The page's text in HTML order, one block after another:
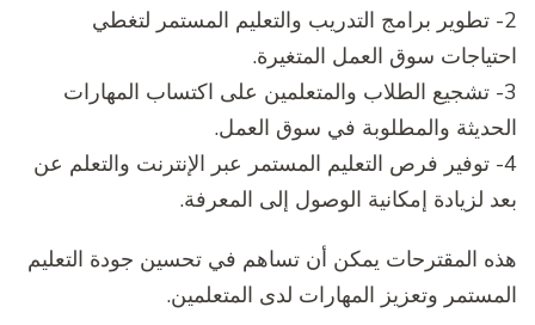
2- تطوير برامج التدريب والتعليم المستمر لتغطي
احتياجات سوق العمل المتغيرة.
3- تشجيع الطلاب والمتعلمين على اكتساب المهارات
الحديثة والمطلوبة في سوق العمل.
4- توفير فرص التعليم المستمر عبر الإنترنت والتعلم عن
بعد لزيادة إمكانية الوصول إلى المعرفة.
هذه المقترحات يمكن أن تساهم في تحسين جودة التعليم
المستمر وتعزيز المهارات لدى المتعلمين.